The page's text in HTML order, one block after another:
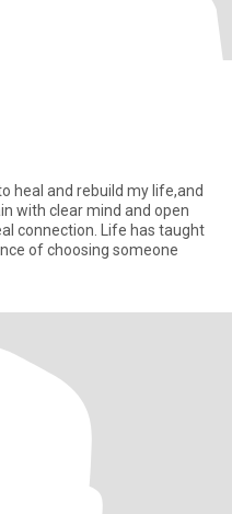
heal and rebuild my life,and
with clear mind and open
connection. Life has taught
of choosing someone